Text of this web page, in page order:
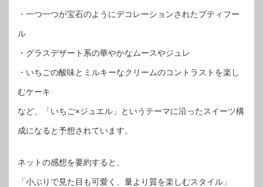
・一つ一つが宝石のようにデコレーションされたプティフー
ル
・グラスデザート系の華やかなムースやジュレ
・いちごの酸味とミルキーなクリームのコントラストを楽し
むケーキ
など、「いちご×ジュエル」というテーマに沿ったスイーツ構
成になると予想されています。
ネットの感想を要約すると、
「小ぶりで見た目も可愛く、量より質を楽しむスタイル」